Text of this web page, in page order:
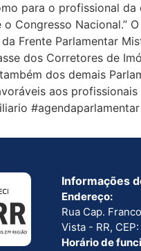
para o profissional
Congresso Nacional.”
Frente Parlamentar
dos Corretores de
dos demais
aos
Informações
Endereço:
Rua Cap.
Vista - RR,
Horário de